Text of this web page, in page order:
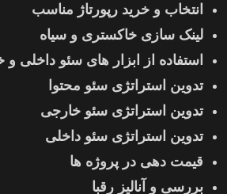
انتخاب و خرید رپورتاژ مناسب
لینک سازی خاکستری و سیاه
استفاده از ابزار های سئو داخلی
تدوین استراتژی سئو محتوا
تدوین استراتژی سئو خارجی
تدوین استراتژی سئو داخلی
قیمت دهی در پروژه ها
بررسی و آنالیز رقبا